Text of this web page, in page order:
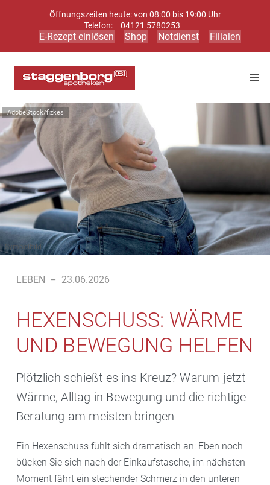
Öffnungszeiten heute: von 08:00 bis 19:00 Uhr
Telefon:
04121 5780253
E-Rezept einlösen Shop Notdienst Filialen
AdobeStock/fizkes
Symbolbild
LEBEN – 23.06.2026
HEXENSCHUSS: WÄRME
UND BEWEGUNG HELFEN
Plötzlich schießt es ins Kreuz? Warum jetzt
Wärme, Alltag in Bewegung und die richtige
Beratung am meisten bringen
Ein Hexenschuss fühlt sich dramatisch an: Eben noch
bücken Sie sich nach der Einkaufstasche, im nächsten
Moment fährt ein stechender Schmerz in den unteren